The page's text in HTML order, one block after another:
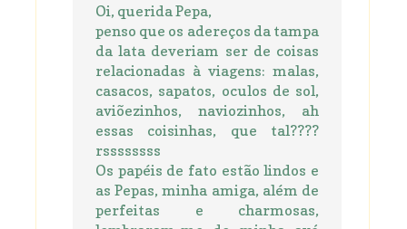
Oi, querida Pepa,
penso que os adereços da tampa
da lata deveriam ser de coisas
relacionadas à viagens: malas,
casacos, sapatos, oculos de sol,
aviõezinhos, naviozinhos, ah
essas coisinhas, que tal????
rssssssss
Os papéis de fato estão lindos e
as Pepas, minha amiga, além de
perfeitas e charmosas,